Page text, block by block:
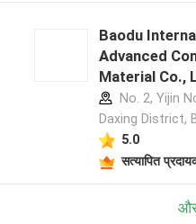
Baodu
Advanced
Material Co.,
प्रोफ़ाइलNo. 2, Yijin
Daxing District,
5.0
सत्यापित